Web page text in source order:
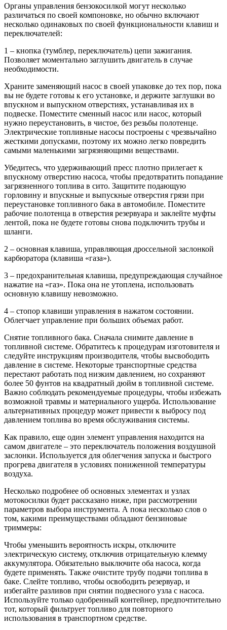
Органы управления бензокосилкой могут несколько
различаться по своей компоновке, но обычно включают
несколько одинаковых по своей функциональности клавиш и
переключателей:
1 – кнопка (тумблер, переключатель) цепи зажигания.
Позволяет моментально заглушить двигатель в случае
необходимости.
Храните заменяющий насос в своей упаковке до тех пор, пока
вы не будете готовы к его установке, и держите заглушки во
впускном и выпускном отверстиях, устанавливая их в
подвеске. Поместите сменный насос или насос, который
нужно переустановить, в чистое, без резьбы полотенце.
Электрические топливные насосы построены с чрезвычайно
жесткими допусками, поэтому их можно легко повредить
самыми маленькими загрязняющими веществами.
Убедитесь, что удерживающий пресс плотно прилегает к
впускному отверстию насоса, чтобы предотвратить попадание
загрязненного топлива в сито. Защитите подающую
горловину и впускные и выпускные отверстия грязи при
переустановке топливного бака в автомобиле. Поместите
рабочие полотенца в отверстия резервуара и заклейте муфты
лентой, пока не будете готовы снова подключить трубы и
шланги.
2 – основная клавиша, управляющая дроссельной заслонкой
карбюратора (клавиша «газа»).
3 – предохранительная клавиша, предупреждающая случайное
нажатие на «газ». Пока она не утоплена, использовать
основную клавишу невозможно.
4 – стопор клавиши управления в нажатом состоянии.
Облегчает управление при больших объемах работ.
Снятие топливного бака. Сначала снимите давление в
топливной системе. Обратитесь к процедурам изготовителя и
следуйте инструкциям производителя, чтобы высвободить
давление в системе. Некоторые транспортные средства
перестают работать под низким давлением, но сохраняют
более 50 фунтов на квадратный дюйм в топливной системе.
Важно соблюдать рекомендуемые процедуры, чтобы избежать
возможной травмы и материального ущерба. Использование
альтернативных процедур может привести к выбросу под
давлением топлива во время обслуживания системы.
Как правило, еще один элемент управления находится на
самом двигателе – это переключатель положения воздушной
заслонки. Используется для облегчения запуска и быстрого
прогрева двигателя в условиях пониженной температуры
воздуха.
Несколько подробнее об основных элементах и узлах
мотокосилки будет рассказано ниже, при рассмотрении
параметров выбора инструмента. А пока несколько слов о
том, какими преимуществами обладают бензиновые
триммеры:
Чтобы уменьшить вероятность искры, отключите
электрическую систему, отключив отрицательную клемму
аккумулятора. Обязательно выключите оба насоса, когда
будете применять. Также очистите трубу подачи топлива в
баке. Слейте топливо, чтобы освободить резервуар, и
избегайте разливов при снятии подвесного узла с насоса.
Используйте только одобренный контейнер, предпочтительно
тот, который фильтрует топливо для повторного
использования в транспортном средстве.